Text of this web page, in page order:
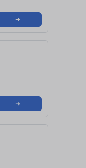
➜
➜